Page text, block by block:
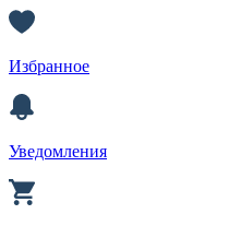
Избранное
Уведомления